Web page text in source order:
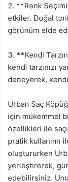
2. **Renk
etkiler. Doğal
görünüm elde
3. **Kendi
kendi tarzınızı
deneyerek,
Urban Saç
için mükemmel
özellikleri ile
pratik kullanımı
oluştururken
yerleştirerek,
edebilirsiniz.